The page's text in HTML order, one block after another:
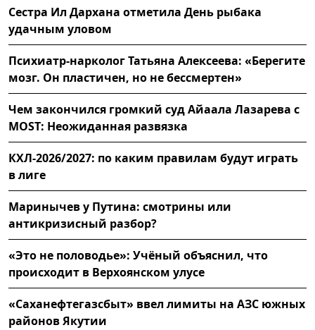
Сестра Ил Дархана отметила День рыбака
удачным уловом
Психиатр-нарколог Татьяна Алексеева: «Берегите
мозг. Он пластичен, но не бессмертен»
Чем закончился громкий суд Айаала Лазарева с
MOST: Неожиданная развязка
КХЛ-2026/2027: по каким правилам будут играть
в лиге
Маринычев у Путина: смотрины или
антикризисный разбор?
«Это не половодье»: Учёный объяснил, что
происходит в Верхоянском улусе
«Саханефтегазсбыт» ввел лимиты на АЗС южных
районов Якутии